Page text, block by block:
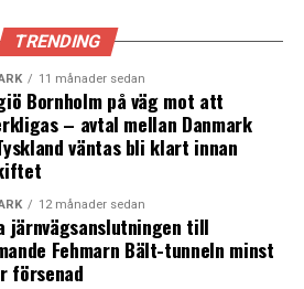
en fullständig gränskontroll
smittspridningen av
att skånska turister i nuläget
om de inte har med sig ett
att de har låtit testa sig för
utfall de senaste 72 timmarna.
och affärsresenärer får fortsatt
personer på transitresa eller
familjemedlemmar. (News
TRENDING
11 månader sedan
Bornholm på väg mot att
– avtal mellan Danmark
väntas bli klart innan
12 månader sedan
järnvägsanslutningen till
Fehmarn Bält-tunneln minst
försenad